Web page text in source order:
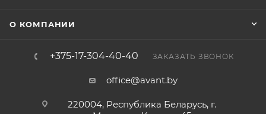
О КОМПАНИИ
+375-17-304-40-40 ЗАКАЗАТЬ ЗВОНОК
office@avant.by
220004, Республика Беларусь, г.